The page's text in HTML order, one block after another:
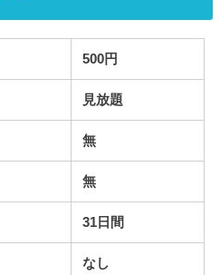
500円
見放題
無
無
31日間
なし